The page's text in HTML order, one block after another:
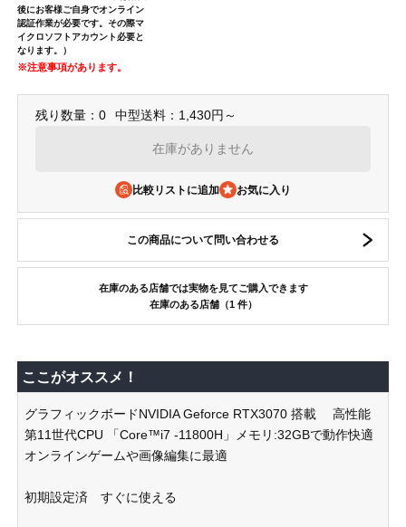
後にお客様ご自身でオンライン
認証作業が必要です。その際マ
イクロソフトアカウント必要と
なります。）
※注意事項があります。
残り数量：0 中型送料：1,430円～
在庫がありません
比較リストに追加
この商品について問い合わせる
在庫のある店舗では実物を見てご購入できます
在庫のある店舗（1 件）
ここがオススメ！
グラフィックボードNVIDIA Geforce RTX3070 搭載 高性能
第11世代CPU 「Core™i7 -11800H」メモリ:32GBで動作快適
オンラインゲームや画像編集に最適
初期設定済 すぐに使える